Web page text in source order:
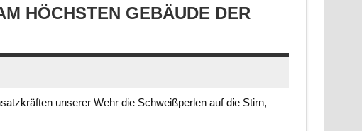
HÖCHSTEN GEBÄUDE DER S
unserer Wehr die Schweißperlen auf die Stirn,